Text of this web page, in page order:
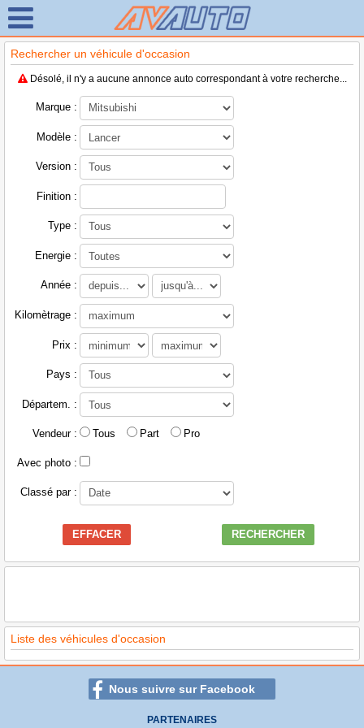
Rechercher un véhicule d'occasion
Désolé, il n'y a aucune annonce auto correspondant à votre recherche...
Marque :
Modèle :
Version :
Finition :
Type :
Energie :
Année :
Kilomètrage :
Prix :
Pays :
Départem. :
Vendeur : Tous Part Pro
Avec photo :
Classé par :
EFFACER RECHERCHER
Liste des véhicules d'occasion
Nous suivre sur Facebook
PARTENAIRES